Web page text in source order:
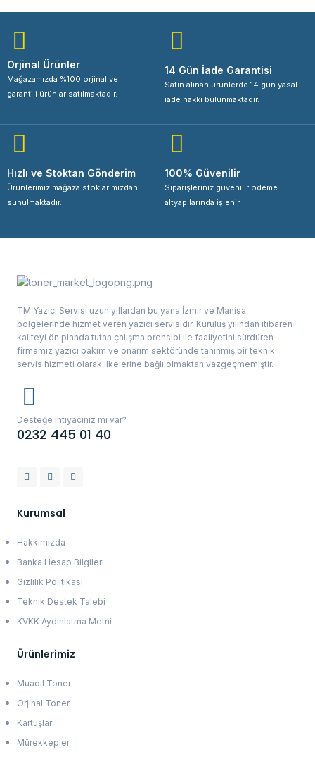
Orjinal Ürünler
Mağazamızda %100 orjinal ve
garantili ürünlar satılmaktadır.
14 Gün İade Garantisi
Satın alınan ürünlerde 14 gün yasal
iade hakkı bulunmaktadır.
Hızlı ve Stoktan Gönderim
Ürünlerimiz mağaza stoklarımızdan
sunulmaktadır.
100% Güvenilir
Siparişleriniz güvenilir ödeme
altyapılarında işlenir.
TM Yazıcı Servisi uzun yıllardan bu yana İzmir ve Manisa
bölgelerinde hizmet veren yazıcı servisidir. Kuruluş yılından itibaren
kaliteyi ön planda tutan çalışma prensibi ile faaliyetini sürdüren
firmamız yazıcı bakım ve onarım sektöründe tanınmış bir teknik
servis hizmeti olarak ilkelerine bağlı olmaktan vazgeçmemiştir.
Desteğe ihtiyacınız mı var?
0232 445 01 40
Kurumsal
Hakkımızda
Banka Hesap Bilgileri
Gizlilik Politikası
Teknik Destek Talebi
KVKK Aydınlatma Metni
Ürünlerimiz
Muadil Toner
Orjinal Toner
Kartuşlar
Mürekkepler